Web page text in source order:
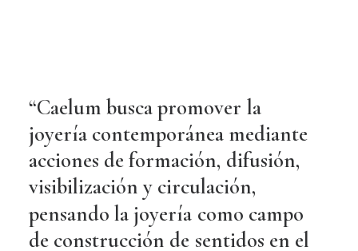
“Caelum buscapromover la
joyería contemporánea mediante
acciones deformación, difusión,
visibilización y circulación,
pensando lajoyería como campo
de construcción de sentidos en el